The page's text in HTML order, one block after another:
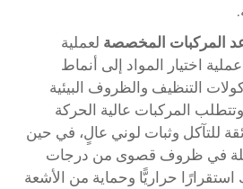
المركبات المخصصة لعملية
اختيار المواد إلى أنماط
التنظيف والظروف البيئية
المركبات عالية الحركة
للتآكل وثبات لوني عالٍ، في حين
في ظروف قصوى من درجات
استقرارًا حراريًّا وحماية من الأشعة